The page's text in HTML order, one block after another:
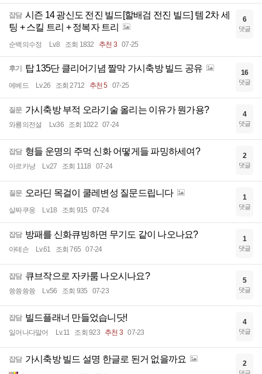
잡담 시즌 14 광신도 전진 빌드[할배검 전진 빌드] 템 2차 세
팅 + 스킬 트리 + 정복자 트리
순백의수정 Lv.8 조회 1832 추천 3 07-25
6
댓글
후기 탑 135단 클리어기념 짤막 가시축방 빌드 공유
에베드 Lv.26 조회 2712 추천 5 07-25
16
댓글
질문 가시축방 부적 오라기술 올리는 이유가 뭔가용?
와룡의전설 Lv.36 조회 1022 07-24
4
댓글
잡담 형들 운명의 주먹 신화 어떻게들 파밍하세여?
아르카냥 Lv.27 조회 1118 07-24
2
댓글
질문 오라딘 목걸이 쿨레변성 질문드립니다
살짜쿠웅 Lv.18 조회 915 07-24
1
댓글
잡담 방패를 신화큐빙하면 무기도 같이 나오나요?
아테손 Lv.61 조회 765 07-24
1
댓글
잡담 큐브작으로 자카룸 나오시나요?
쓩쓩쓩쓩 Lv.56 조회 935 07-23
5
댓글
잡담 빌드플래너 만들었습니닷!
일어나다말어 Lv.11 조회 923 추천 3 07-23
4
댓글
잡담 가시축방 빌드 설명 한글로 된거 없을까요 2